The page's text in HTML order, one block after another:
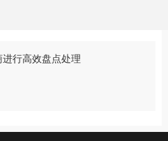
行高效盘点处理